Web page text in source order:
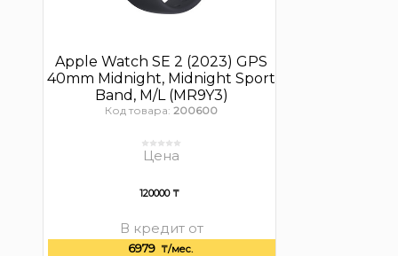
Apple Watch SE 2 (2023) GPS
40mm Midnight, Midnight Sport
Band, M/L (MR9Y3)
Код товара: 200600
Цена
120000 ₸
В кредит от
6979 ₸/мес.